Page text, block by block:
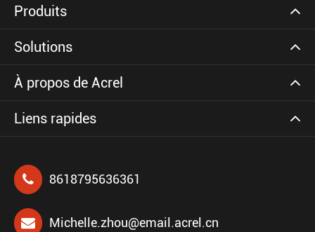
Produits
Solutions
À propos de Acrel
Liens rapides
8618795636361
Michelle.zhou@email.acrel.cn